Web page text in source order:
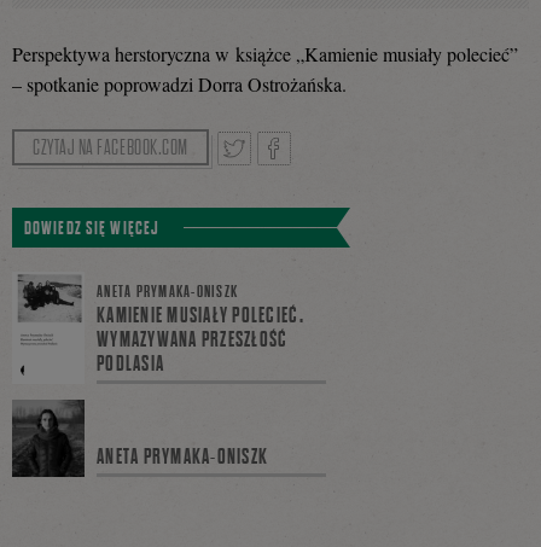
Perspektywa herstoryczna w książce „Kamienie musiały polecieć”
– spotkanie poprowadzi Dorra Ostrożańska.
CZYTAJ NA FACEBOOK.COM
TweetnijPodziel
się
DOWIEDZ SIĘ WIĘCEJ
ANETA PRYMAKA-ONISZK
KAMIENIE MUSIAŁY POLECIEĆ.
WYMAZYWANA PRZESZŁOŚĆ
PODLASIA
ANETA PRYMAKA-ONISZK